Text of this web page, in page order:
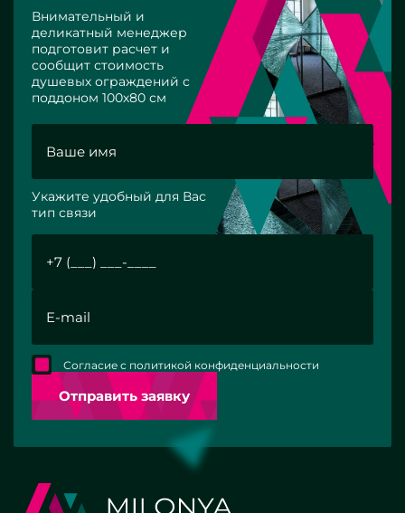
Внимательный и
деликатный менеджер
подготовит расчет и
сообщит стоимость
душевых ограждений с
поддоном 100х80 см
Укажите удобный для Вас
тип связи
Отправить заявку
Согласие с политикой конфиденциальности